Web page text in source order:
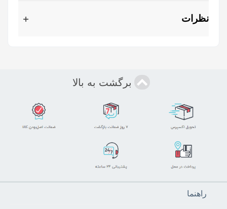
نظرات
برگشت به بالا
راهنما